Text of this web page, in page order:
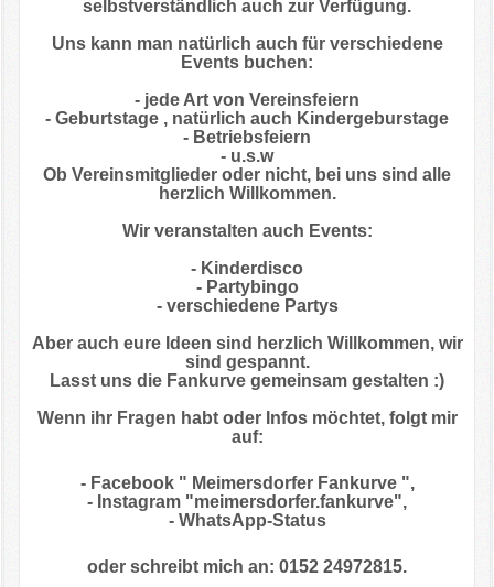
selbstverständlich auch zur Verfügung.
Uns kann man natürlich auch für verschiedene
Events buchen:
- jede Art von Vereinsfeiern
- Geburtstage , natürlich auch Kindergeburstage
- Betriebsfeiern
- u.s.w
Ob Vereinsmitglieder oder nicht, bei uns sind alle
herzlich Willkommen.
Wir veranstalten auch Events:
- Kinderdisco
- Partybingo
- verschiedene Partys
Aber auch eure Ideen sind herzlich Willkommen, wir
sind gespannt.
Lasst uns die Fankurve gemeinsam gestalten :)
Wenn ihr Fragen habt oder Infos möchtet, folgt mir
auf:
- Facebook " Meimersdorfer Fankurve ",
- Instagram "meimersdorfer.fankurve",
- WhatsApp-Status
oder schreibt mich an: 0152 24972815.